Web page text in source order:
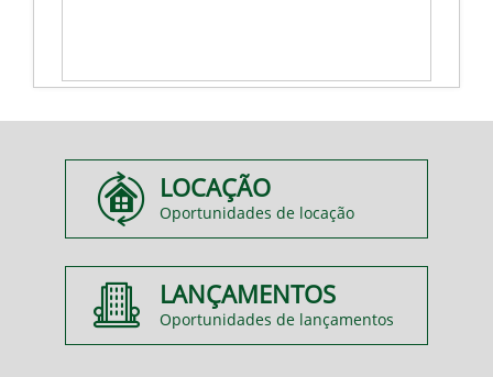
LOCAÇÃO
Oportunidades de locação
LANÇAMENTOS
Oportunidades de lançamentos